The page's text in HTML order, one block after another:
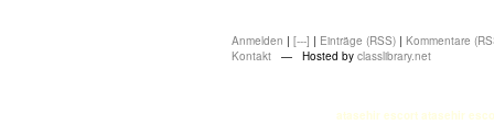
Anmelden | [---] | Einträge (RSS) | Kommentare
Kontakt — Hosted by classlibrary.net
atasehir escort atasehir